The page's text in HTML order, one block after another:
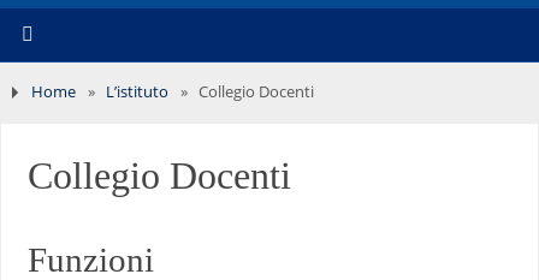
Home » L’istituto » Collegio Docenti
Collegio Docenti
Funzioni